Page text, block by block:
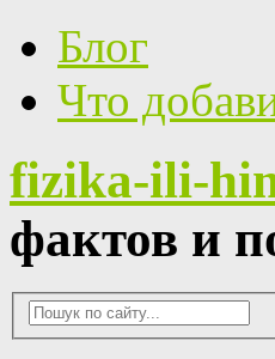
Блог
Что
fizika-ili-
фактов и